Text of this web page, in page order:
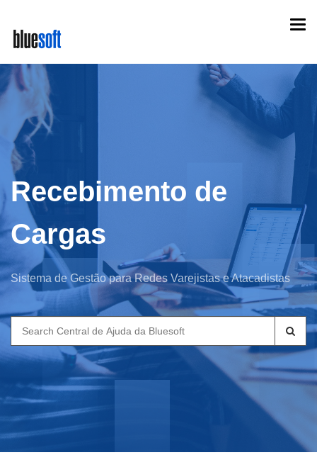
main
content
Recebimento de
Cargas
Sistema de Gestão para Redes Varejistas e Atacadistas
Search
for: